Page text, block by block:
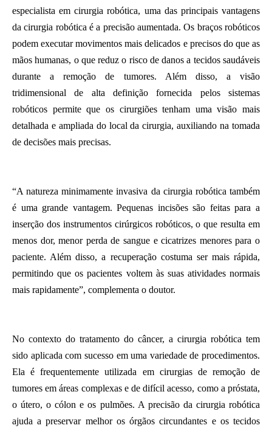
especialista em cirurgia robótica, uma das principais vantagens
da cirurgia robótica é a precisão aumentada. Os braços robóticos
podem executar movimentos mais delicados e precisos do que as
mãos humanas, o que reduz o risco de danos a tecidos saudáveis
durante a remoção de tumores. Além disso, a visão
tridimensional de alta definição fornecida pelos sistemas
robóticos permite que os cirurgiões tenham uma visão mais
detalhada e ampliada do local da cirurgia, auxiliando na tomada
de decisões mais precisas.
“A natureza minimamente invasiva da cirurgia robótica também
é uma grande vantagem. Pequenas incisões são feitas para a
inserção dos instrumentos cirúrgicos robóticos, o que resulta em
menos dor, menor perda de sangue e cicatrizes menores para o
paciente. Além disso, a recuperação costuma ser mais rápida,
permitindo que os pacientes voltem às suas atividades normais
mais rapidamente”, complementa o doutor.
No contexto do tratamento do câncer, a cirurgia robótica tem
sido aplicada com sucesso em uma variedade de procedimentos.
Ela é frequentemente utilizada em cirurgias de remoção de
tumores em áreas complexas e de difícil acesso, como a próstata,
o útero, o cólon e os pulmões. A precisão da cirurgia robótica
ajuda a preservar melhor os órgãos circundantes e os tecidos